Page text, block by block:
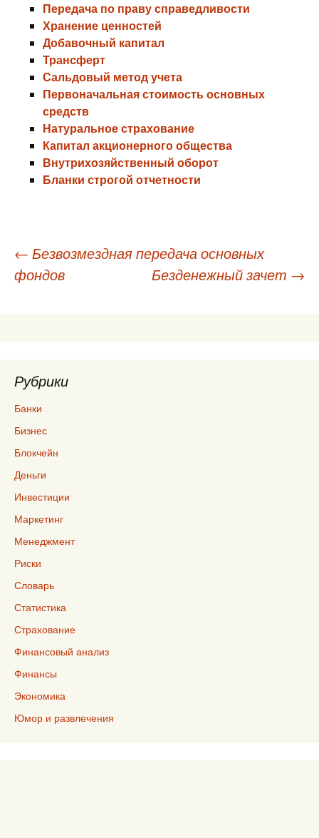
Передача по праву справедливости
Хранение ценностей
Добавочный капитал
Трансферт
Сальдовый метод учета
Первоначальная стоимость основных
средств
Натуральное страхование
Капитал акционерного общества
Внутрихозяйственный оборот
Бланки строгой отчетности
Навигация
по
← Безвозмездная передача основных
фондов
Безденежный зачет →
Рубрики
Банки
Бизнес
Блокчейн
Деньги
Инвестиции
Маркетинг
Менеджмент
Риски
Словарь
Статистика
Страхование
Финансовый анализ
Финансы
Экономика
Юмор и развлечения